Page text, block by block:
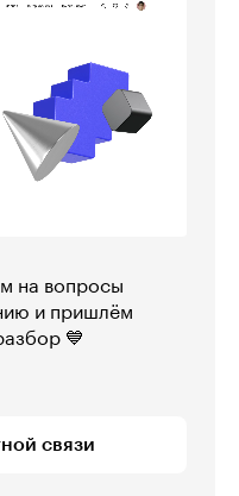
на вопросы
и пришлём
💙
связи